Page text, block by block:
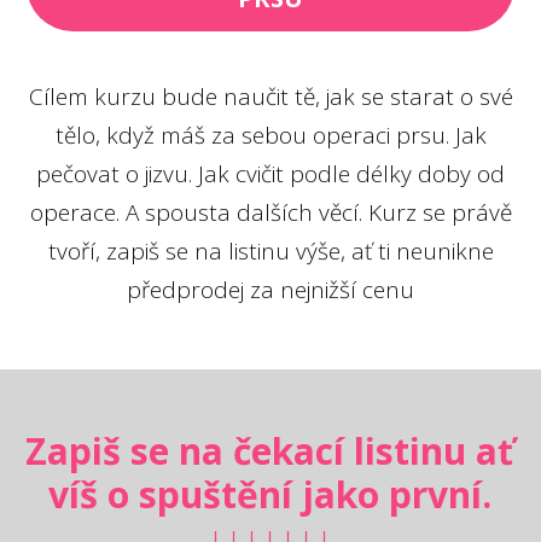
Cílem kurzu bude naučit tě, jak se starat o své
tělo, když máš za sebou operaci prsu. Jak
pečovat o jizvu. Jak cvičit podle délky doby od
operace. A spousta dalších věcí. Kurz se právě
tvoří, zapiš se na listinu výše, ať ti neunikne
předprodej za nejnižší cenu
Zapiš se na čekací listinu ať
víš o spuštění jako první.